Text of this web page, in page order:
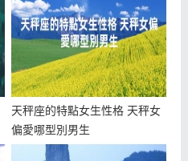
天秤座的特點女生性格 天秤女
偏愛哪型別男生